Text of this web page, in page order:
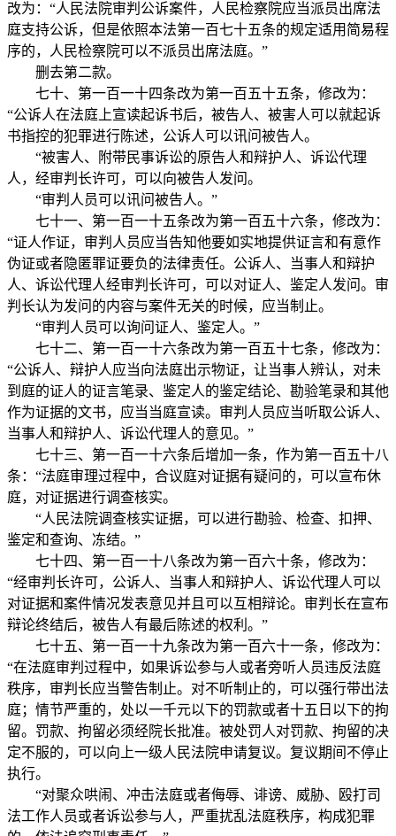
改为：“人民法院审判公诉案件，人民检察院应当派员出席法
庭支持公诉，但是依照本法第一百七十五条的规定适用简易程
序的，人民检察院可以不派员出席法庭。”
删去第二款。
七十、第一百一十四条改为第一百五十五条，修改为：
“公诉人在法庭上宣读起诉书后，被告人、被害人可以就起诉
书指控的犯罪进行陈述，公诉人可以讯问被告人。
“被害人、附带民事诉讼的原告人和辩护人、诉讼代理
人，经审判长许可，可以向被告人发问。
“审判人员可以讯问被告人。”
七十一、第一百一十五条改为第一百五十六条，修改为：
“证人作证，审判人员应当告知他要如实地提供证言和有意作
伪证或者隐匿罪证要负的法律责任。公诉人、当事人和辩护
人、诉讼代理人经审判长许可，可以对证人、鉴定人发问。审
判长认为发问的内容与案件无关的时候，应当制止。
“审判人员可以询问证人、鉴定人。”
七十二、第一百一十六条改为第一百五十七条，修改为：
“公诉人、辩护人应当向法庭出示物证，让当事人辨认，对未
到庭的证人的证言笔录、鉴定人的鉴定结论、勘验笔录和其他
作为证据的文书，应当当庭宣读。审判人员应当听取公诉人、
当事人和辩护人、诉讼代理人的意见。”
七十三、第一百一十六条后增加一条，作为第一百五十八
条：“法庭审理过程中，合议庭对证据有疑问的，可以宣布休
庭，对证据进行调查核实。
“人民法院调查核实证据，可以进行勘验、检查、扣押、
鉴定和查询、冻结。”
七十四、第一百一十八条改为第一百六十条，修改为：
“经审判长许可，公诉人、当事人和辩护人、诉讼代理人可以
对证据和案件情况发表意见并且可以互相辩论。审判长在宣布
辩论终结后，被告人有最后陈述的权利。”
七十五、第一百一十九条改为第一百六十一条，修改为：
“在法庭审判过程中，如果诉讼参与人或者旁听人员违反法庭
秩序，审判长应当警告制止。对不听制止的，可以强行带出法
庭；情节严重的，处以一千元以下的罚款或者十五日以下的拘
留。罚款、拘留必须经院长批准。被处罚人对罚款、拘留的决
定不服的，可以向上一级人民法院申请复议。复议期间不停止
执行。
“对聚众哄闹、冲击法庭或者侮辱、诽谤、威胁、殴打司
法工作人员或者诉讼参与人，严重扰乱法庭秩序，构成犯罪